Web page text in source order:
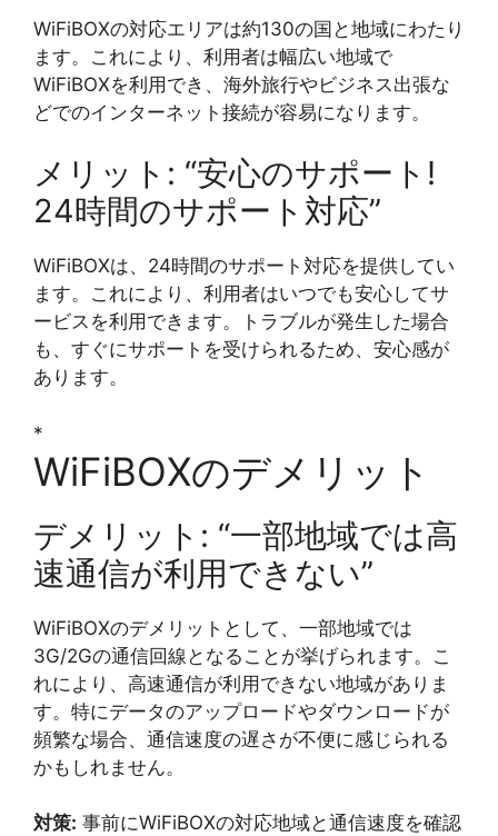
WiFiBOXの対応エリアは約130の国と地域にわたり
ます。これにより、利用者は幅広い地域で
WiFiBOXを利用でき、海外旅行やビジネス出張な
どでのインターネット接続が容易になります。
メリット: “安心のサポート!
24時間のサポート対応”
WiFiBOXは、24時間のサポート対応を提供してい
ます。これにより、利用者はいつでも安心してサ
ービスを利用できます。トラブルが発生した場合
も、すぐにサポートを受けられるため、安心感が
あります。
*
WiFiBOXのデメリット
デメリット: “一部地域では高
速通信が利用できない”
WiFiBOXのデメリットとして、一部地域では
3G/2Gの通信回線となることが挙げられます。こ
れにより、高速通信が利用できない地域がありま
す。特にデータのアップロードやダウンロードが
頻繁な場合、通信速度の遅さが不便に感じられる
かもしれません。
対策: 事前にWiFiBOXの対応地域と通信速度を確認